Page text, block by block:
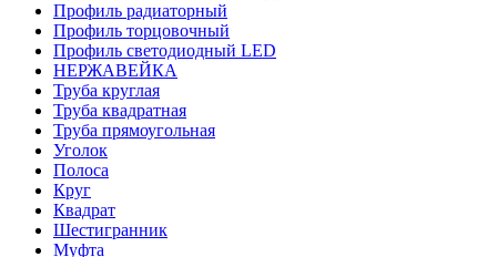
Профиль радиаторный
Профиль торцовочный
Профиль светодиодный LED
НЕРЖАВЕЙКА
Труба круглая
Труба квадратная
Труба прямоугольная
Уголок
Полоса
Круг
Квадрат
Шестигранник
Муфта